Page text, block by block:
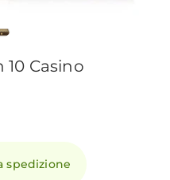
10 Casino
spedizione